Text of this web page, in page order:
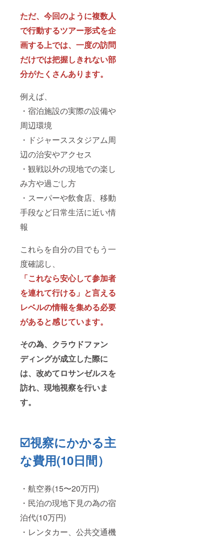
ただ、今回のように複数人
で行動するツアー形式を企
画する上では、 一度の訪問
だけでは把握しきれない部
分がたくさんあります。
例えば、
・宿泊施設の実際の設備や
周辺環境
・ドジャーススタジアム周
辺の治安やアクセス
・観戦以外の現地での楽し
み方や過ごし方
・スーパーや飲食店、移動
手段など日常生活に近い情
報
これらを自分の目でもう一
度確認し、
「これなら安心して参加者
を連れて行ける」と言える
レベルの情報を集める必要
があると感じています。
その為、クラウドファン
ディングが成立した際に
は、改めてロサンゼルスを
訪れ、現地視察を行いま
す。
☑️視察にかかる主
な費用(10日間）
・航空券(15〜20万円)
・民泊の現地下見の為の宿
泊代(10万円)
・レンタカー、公共交通機